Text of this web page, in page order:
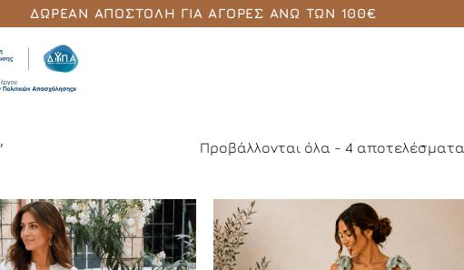
ΔΩΡΕΆΝ ΑΠΟΣΤΟΛΉ ΓΙΑ ΑΓΟΡΈΣ ΆΝΩ ΤΩΝ 100€
Προβάλλονται όλα - 4 αποτελέσματα
Add to
Wishlist